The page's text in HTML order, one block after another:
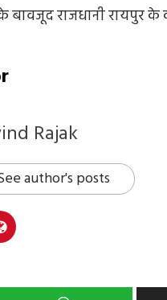
बावजूद राजधानी रायपुर
Rajak
author's posts